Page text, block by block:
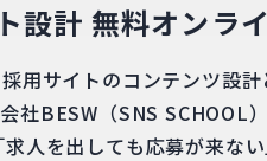
設計 無料オンラ
用サイトのコンテンツ設
社BESW（SNS
人を出しても応募が来な